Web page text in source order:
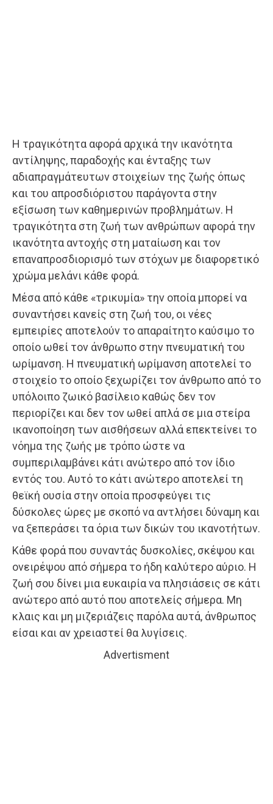
Η τραγικότητα αφορά αρχικά την ικανότητα
αντίληψης, παραδοχής και ένταξης των
αδιαπραγμάτευτων στοιχείων της ζωής όπως
και του απροσδιόριστου παράγοντα στην
εξίσωση των καθημερινών προβλημάτων. Η
τραγικότητα στη ζωή των ανθρώπων αφορά την
ικανότητα αντοχής στη ματαίωση και τον
επαναπροσδιορισμό των στόχων με διαφορετικό
χρώμα μελάνι κάθε φορά.
Μέσα από κάθε «τρικυμία» την οποία μπορεί να
συναντήσει κανείς στη ζωή του, οι νέες
εμπειρίες αποτελούν το απαραίτητο καύσιμο το
οποίο ωθεί τον άνθρωπο στην πνευματική του
ωρίμανση. Η πνευματική ωρίμανση αποτελεί το
στοιχείο το οποίο ξεχωρίζει τον άνθρωπο από το
υπόλοιπο ζωικό βασίλειο καθώς δεν τον
περιορίζει και δεν τον ωθεί απλά σε μια στείρα
ικανοποίηση των αισθήσεων αλλά επεκτείνει το
νόημα της ζωής με τρόπο ώστε να
συμπεριλαμβάνει κάτι ανώτερο από τον ίδιο
εντός του. Αυτό το κάτι ανώτερο αποτελεί τη
θεϊκή ουσία στην οποία προσφεύγει τις
δύσκολες ώρες με σκοπό να αντλήσει δύναμη και
να ξεπεράσει τα όρια των δικών του ικανοτήτων.
Κάθε φορά που συναντάς δυσκολίες, σκέψου και
ονειρέψου από σήμερα το ήδη καλύτερο αύριο. Η
ζωή σου δίνει μια ευκαιρία να πλησιάσεις σε κάτι
ανώτερο από αυτό που αποτελείς σήμερα. Μη
κλαις και μη μιζεριάζεις παρόλα αυτά, άνθρωπος
είσαι και αν χρειαστεί θα λυγίσεις.
Advertisment